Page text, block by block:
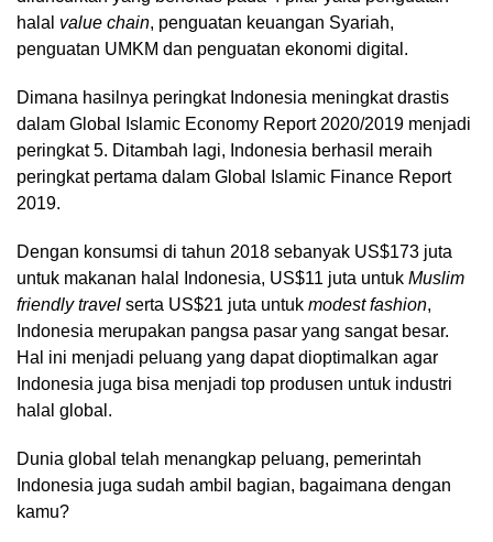
halal value chain, penguatan keuangan Syariah,
penguatan UMKM dan penguatan ekonomi digital.
Dimana hasilnya peringkat Indonesia meningkat drastis
dalam Global Islamic Economy Report 2020/2019 menjadi
peringkat 5. Ditambah lagi, Indonesia berhasil meraih
peringkat pertama dalam Global Islamic Finance Report
2019.
Dengan konsumsi di tahun 2018 sebanyak US$173 juta
untuk makanan halal Indonesia, US$11 juta untuk Muslim
friendly travel serta US$21 juta untuk modest fashion,
Indonesia merupakan pangsa pasar yang sangat besar.
Hal ini menjadi peluang yang dapat dioptimalkan agar
Indonesia juga bisa menjadi top produsen untuk industri
halal global.
Dunia global telah menangkap peluang, pemerintah
Indonesia juga sudah ambil bagian, bagaimana dengan
kamu?